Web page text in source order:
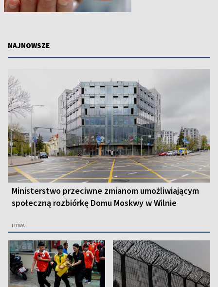
NAJNOWSZE
Ministerstwo przeciwne zmianom umożliwiającym
społeczną rozbiórkę Domu Moskwy w Wilnie
LITWA